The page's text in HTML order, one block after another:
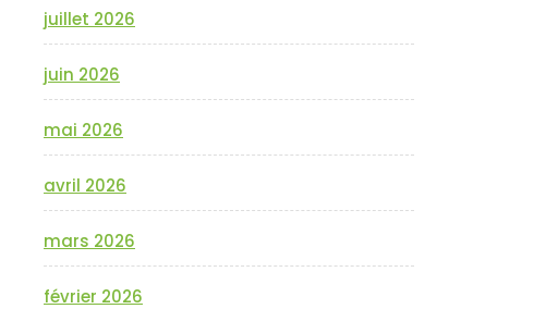
juillet 2026
juin 2026
mai 2026
avril 2026
mars 2026
février 2026